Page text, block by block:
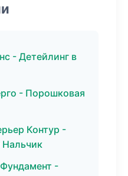
- Детейлинг в
- Порошковая
Контур -
-